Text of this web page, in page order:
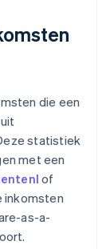
die een
statistiek
met een
of
inkomsten
as-a-